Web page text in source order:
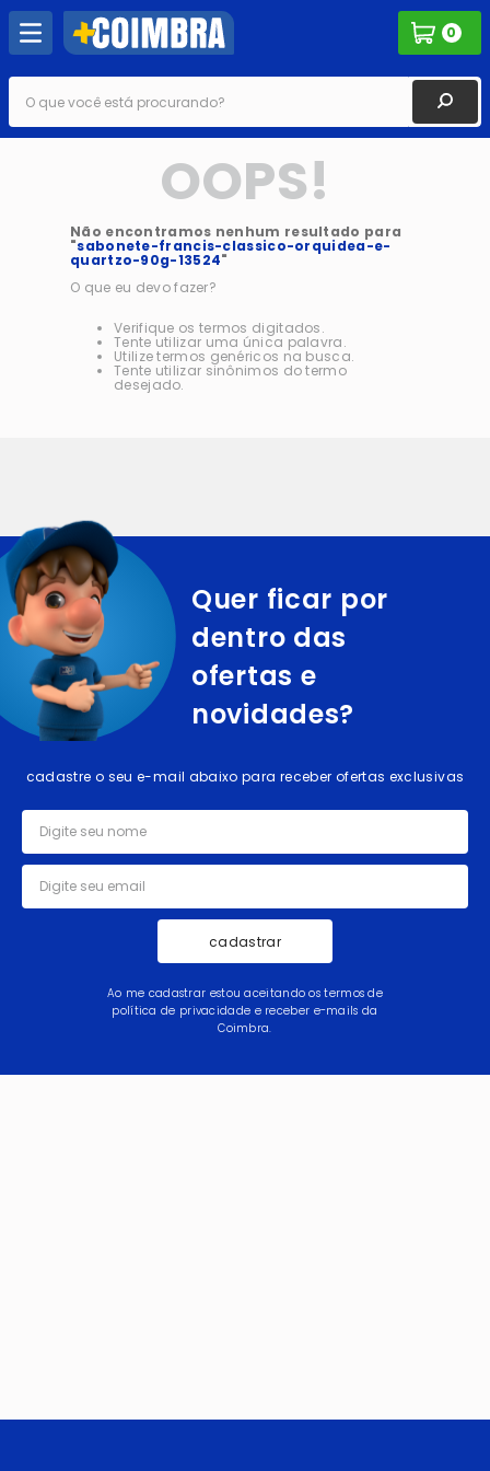
0
O que você está procurando?
OOPS!
Não encontramos nenhum resultado para
"sabonete-francis-classico-orquidea-e-
quartzo-90g-13524"
O que eu devo fazer?
Verifique os termos digitados.
Tente utilizar uma única palavra.
Utilize termos genéricos na busca.
Tente utilizar sinônimos do termo
desejado.
Quer ficar por
dentro das
ofertas e
novidades?
cadastre o seu e-mail abaixo para receber ofertas exclusivas
cadastrar
Ao me cadastrar estou aceitando os termos de
política de privacidade e receber e-mails da
Coimbra.